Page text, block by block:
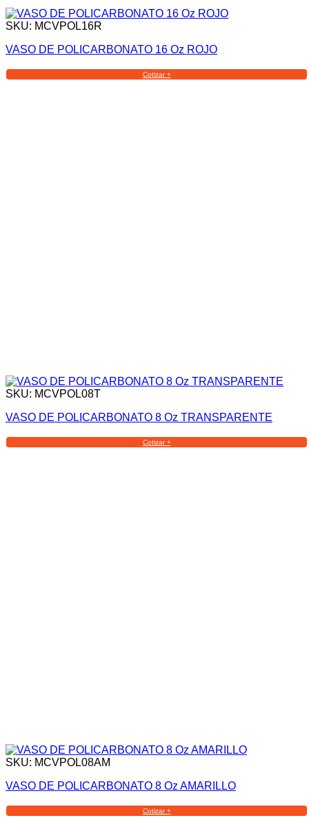
SKU: MCVPOL16R
VASO DE POLICARBONATO 16 Oz ROJO
Cotizar +
SKU: MCVPOL08T
VASO DE POLICARBONATO 8 Oz TRANSPARENTE
Cotizar +
SKU: MCVPOL08AM
VASO DE POLICARBONATO 8 Oz AMARILLO
Cotizar +